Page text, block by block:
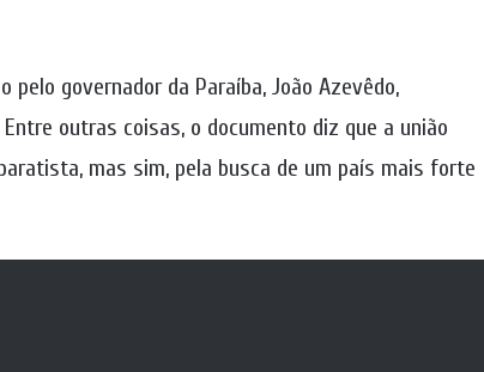
pelo governador da Paraíba, João Azevêdo,
Entre outras coisas, o documento diz que a união
mas sim, pela busca de um país mais forte